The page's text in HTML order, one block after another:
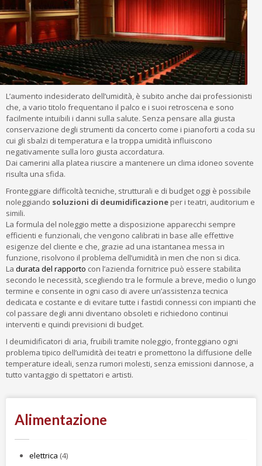
L’aumento indesiderato dell’umidità, è subito anche dai professionisti
che, a vario titolo frequentano il palco e i suoi retroscena e sono
facilmente intuibili i danni sulla salute. Senza pensare alla giusta
conservazione degli strumenti da concerto come i pianoforti a coda su
cui gli sbalzi di temperatura e la troppa umidità influiscono
negativamente sulla loro giusta accordatura.
Dai camerini alla platea riuscire a mantenere un clima idoneo sovente
risulta una sfida.
Fronteggiare difficoltà tecniche, strutturali e di budget oggi è possibile
noleggiando soluzioni di deumidificazione per i teatri, auditorium e
simili.
La formula del noleggio mette a disposizione apparecchi sempre
efficienti e funzionali, che vengono calibrati in base alle effettive
esigenze del cliente e che, grazie ad una istantanea messa in
funzione, risolvono il problema dell’umidità in men che non si dica.
La durata del rapporto con l’azienda fornitrice può essere stabilita
secondo le necessità, scegliendo tra le formule a breve, medio o lungo
termine e consente in ogni caso di avere un’assistenza tecnica
dedicata e costante e di evitare tutte i fastidi connessi con impianti che
col passare degli anni diventano obsoleti e richiedono continui
interventi e quindi previsioni di budget.
I deumidificatori di aria, fruibili tramite noleggio, fronteggiano ogni
problema tipico dell’umidità dei teatri e promettono la diffusione delle
temperature ideali, senza rumori molesti, senza emissioni dannose, a
tutto vantaggio di spettatori e artisti.
Alimentazione
elettrica (4)